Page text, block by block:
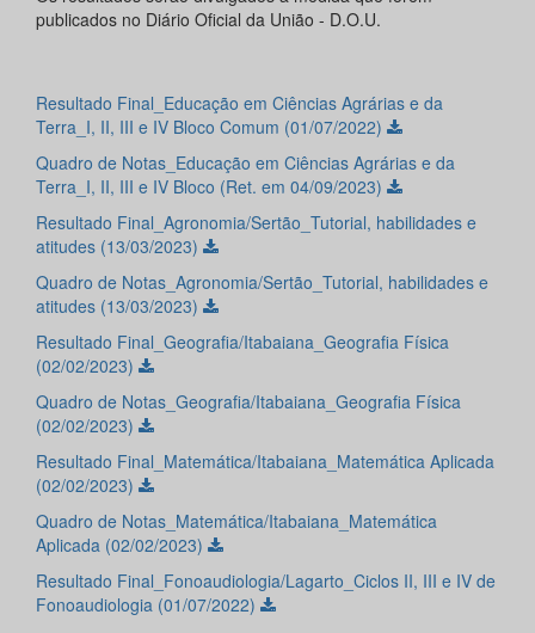
publicados no Diário Oficial da União - D.O.U.
Resultado Final_Educação em Ciências Agrárias e da
Terra_I, II, III e IV Bloco Comum (01/07/2022)
Quadro de Notas_Educação em Ciências Agrárias e da
Terra_I, II, III e IV Bloco (Ret. em 04/09/2023)
Resultado Final_Agronomia/Sertão_Tutorial, habilidades e
atitudes (13/03/2023)
Quadro de Notas_Agronomia/Sertão_Tutorial, habilidades e
atitudes (13/03/2023)
Resultado Final_Geografia/Itabaiana_Geografia Física
(02/02/2023)
Quadro de Notas_Geografia/Itabaiana_Geografia Física
(02/02/2023)
Resultado Final_Matemática/Itabaiana_Matemática Aplicada
(02/02/2023)
Quadro de Notas_Matemática/Itabaiana_Matemática
Aplicada (02/02/2023)
Resultado Final_Fonoaudiologia/Lagarto_Ciclos II, III e IV de
Fonoaudiologia (01/07/2022)